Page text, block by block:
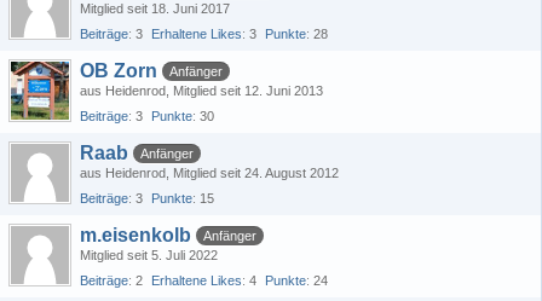
Mitglied seit 18. Juni 2017
Beiträge 3 Erhaltene Likes 3 Punkte 28
OB Zorn
Anfänger
aus Heidenrod Mitglied seit 12. Juni 2013
Beiträge 3 Punkte 30
Raab
Anfänger
aus Heidenrod Mitglied seit 24. August 2012
Beiträge 3 Punkte 15
m.eisenkolb
Anfänger
Mitglied seit 5. Juli 2022
Beiträge 2 Erhaltene Likes 4 Punkte 24